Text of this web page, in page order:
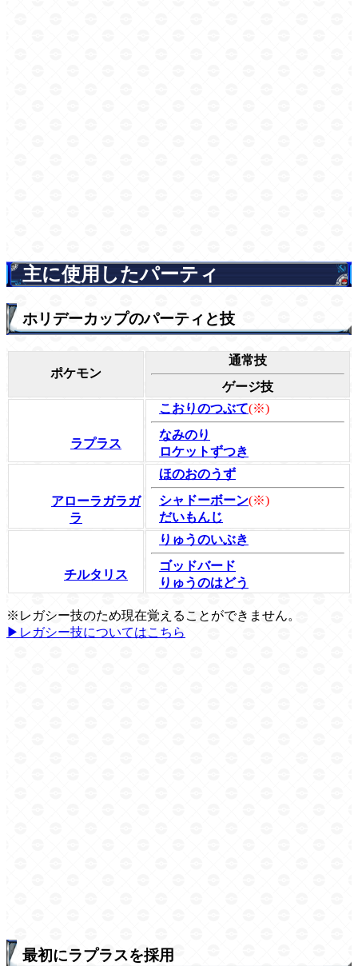
主に使用したパーティ
ホリデーカップのパーティと技
ポケモン
通常技
ゲージ技
ラプラス
こおりのつぶて(※)
なみのり
ロケットずつき
アローラガラガ
ラ
ほのおのうず
シャドーボーン(※)
だいもんじ
チルタリス
りゅうのいぶき
ゴッドバード
りゅうのはどう
※レガシー技のため現在覚えることができません。
▶レガシー技についてはこちら
最初にラプラスを採用